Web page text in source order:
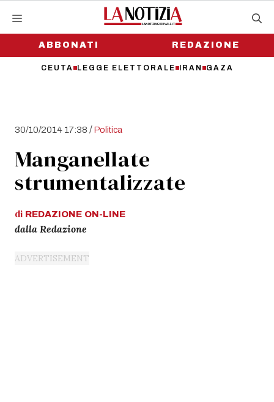
contenutoABBONATI
CEUTA LEGGE ELETTORALE IRAN GAZA
REDAZIONE
30/10/2014 17:38 /Politica
Manganellate
strumentalizzate
di REDAZIONE ON-LINE
dalla Redazione